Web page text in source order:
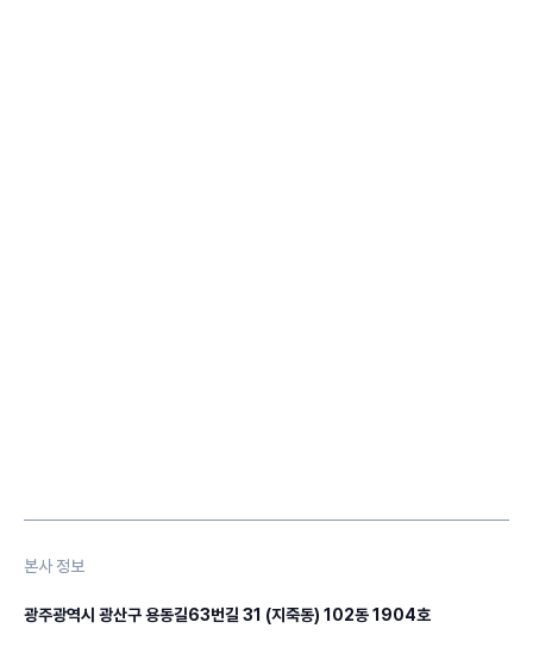
본사 정보
광주광역시 광산구 용동길63번길 31 (지죽동) 102동 1904호